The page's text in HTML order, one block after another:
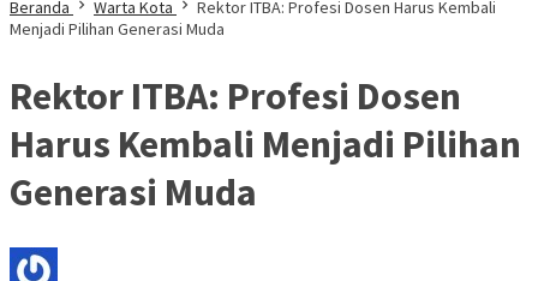
Beranda
Warta Kota
Rektor ITBA: Profesi Dosen Harus Kembali
Menjadi Pilihan Generasi Muda
Rektor ITBA: Profesi Dosen
Harus Kembali Menjadi Pilihan
Generasi Muda